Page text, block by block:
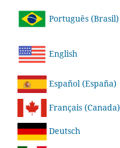
Português (Brasil)
English
Español (España)
Français (Canada)
Deutsch